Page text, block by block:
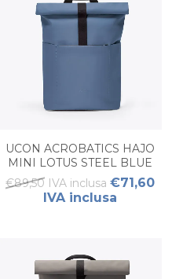
UCON ACROBATICS HAJO
MINI LOTUS STEEL BLUE
€89,50 IVA inclusa €71,60
IVA inclusa